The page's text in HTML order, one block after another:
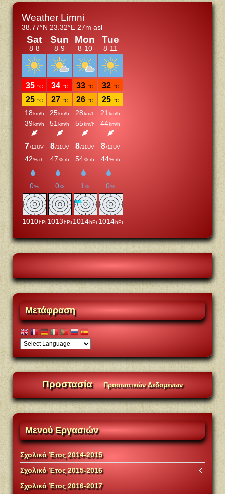
Μετάφραση
Προστασία Προσωπικών Δεδομένων
ΜενούΕργασιών
Σχολικό Έτος 2014-2015
Σχολικό Έτος 2015-2016
Σχολικό Έτος 2016-2017